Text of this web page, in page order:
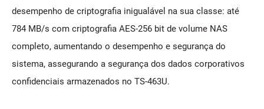
desempenho de criptografia inigualável na sua classe: até
784 MB/s com criptografia AES-256 bit de volume NAS
completo, aumentando o desempenho e segurança do
sistema, assegurando a segurança dos dados corporativos
confidenciais armazenados no TS-463U.